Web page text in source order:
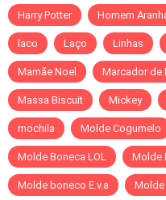
Harry Potter Homem
laco Laço Linhas
Mamãe Noel Marcador de
Massa Biscuit Mickey
mochila Molde Cogumelo
Molde Boneca LOL Molde
Molde boneco E.v.a Molde